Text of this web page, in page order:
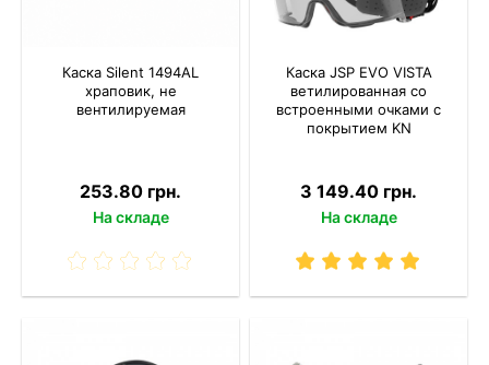
Каска Silent 1494AL
храповик, не
вентилируемая
253.80 грн.
На складе
Каска JSP EVO VISTA
ветилированная со
встроенными очками с
покрытием KN
3 149.40 грн.
На складе